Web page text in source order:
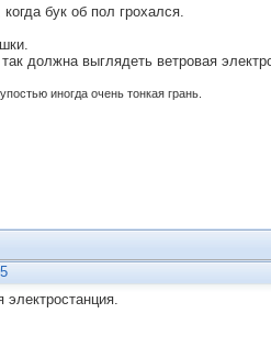
бук об пол грохался.
должна выглядеть ветровая
иногда очень тонкая грань.
5